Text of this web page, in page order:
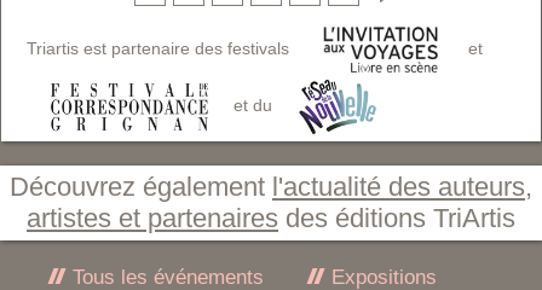
Triartis est partenaire des festivals et
et du
Découvrez également l'actualité des auteurs,
artistes et partenaires des éditions TriArtis
Tous les événements
Expositions